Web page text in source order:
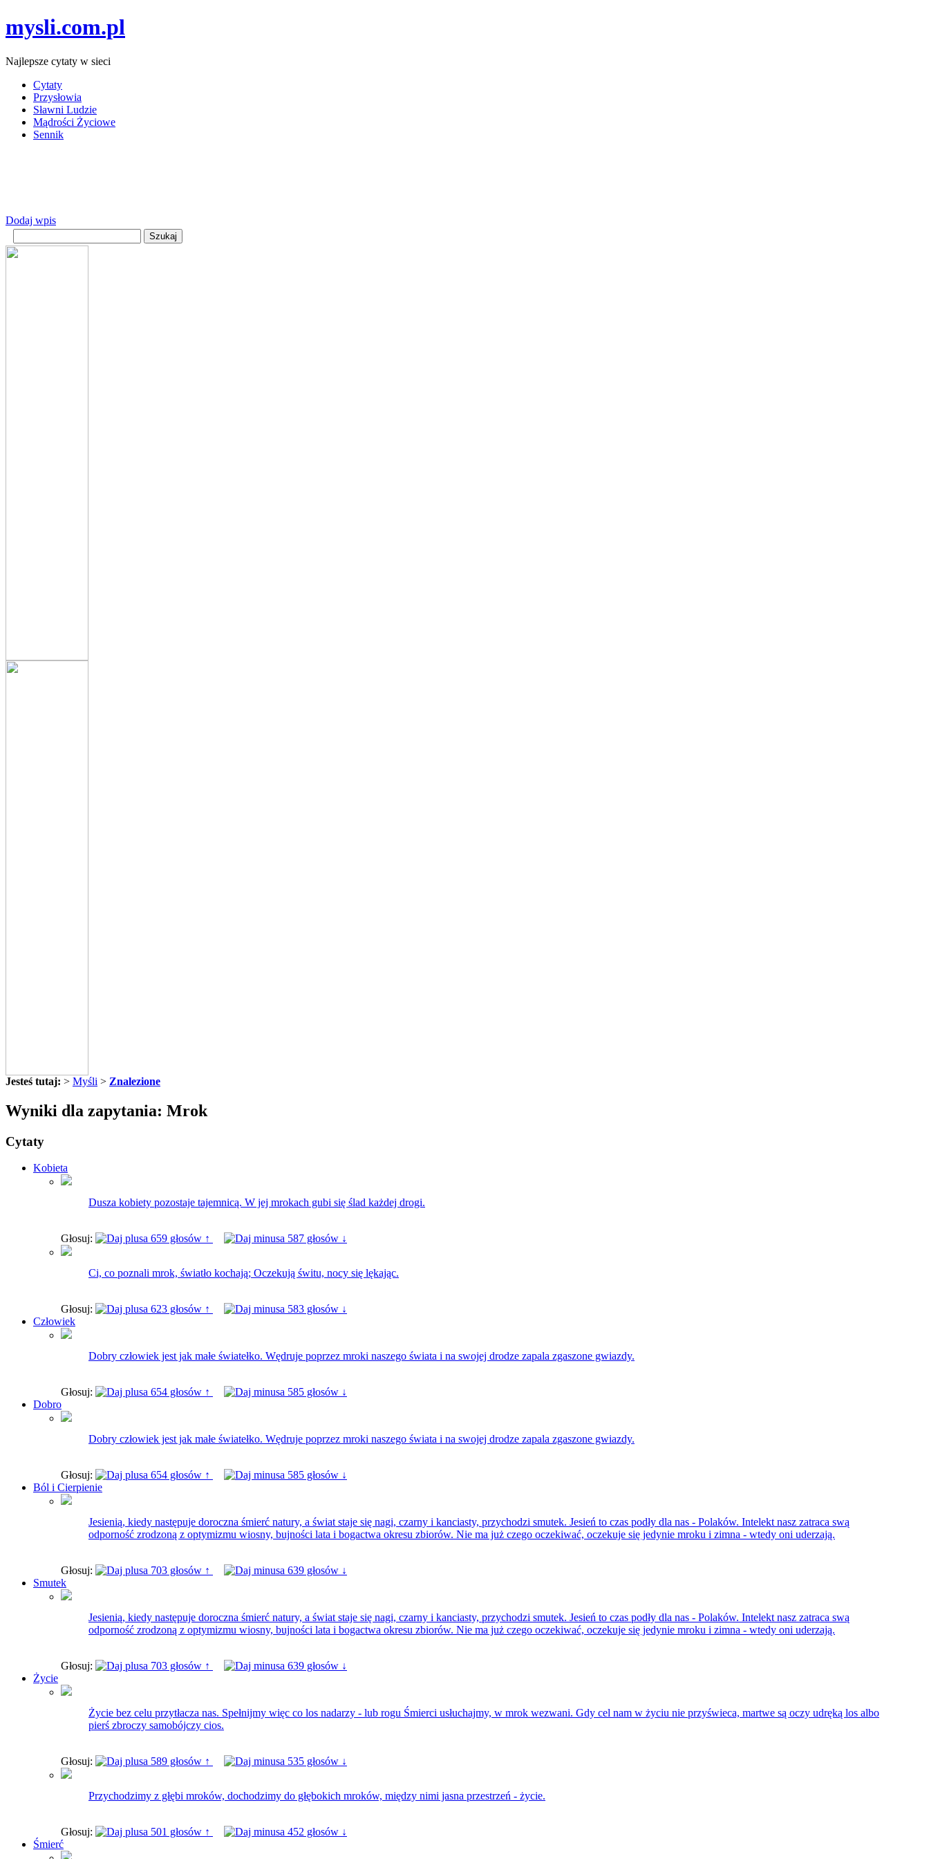
mysli.com.pl
Najlepsze cytaty w sieci
Cytaty
Przysłowia
Sławni Ludzie
Mądrości Życiowe
Sennik
Dodaj wpis
Jesteś tutaj: > Myśli > Znalezione
Wyniki dla zapytania: Mrok
Cytaty
Kobieta
Dusza kobiety pozostaje tajemnicą. W jej mrokach gubi się ślad każdej drogi.
Głosuj: 659 głosów ↑ 587 głosów ↓
Ci, co poznali mrok, światło kochają; Oczekują świtu, nocy się lękając.
Głosuj: 623 głosów ↑
583 głosów ↓
Człowiek
Dobry człowiek jest jak małe światełko. Wędruje poprzez mroki naszego świata i na swojej drodze zapala zgaszone gwiazdy.
Głosuj: 654 głosów ↑
585 głosów ↓
Dobro
Dobry człowiek jest jak małe światełko. Wędruje poprzez mroki naszego świata i na swojej drodze zapala zgaszone gwiazdy.
Głosuj: 654 głosów ↑
585 głosów ↓
Ból i Cierpienie
Jesienią, kiedy następuje doroczna śmierć natury, a świat staje się nagi, czarny i kanciasty, przychodzi smutek. Jesień to czas podły dla nas - Polaków. Intelekt nasz zatraca swą
odporność zrodzoną z optymizmu wiosny, bujności lata i bogactwa okresu zbiorów. Nie ma już czego oczekiwać, oczekuje się jedynie mroku i zimna - wtedy oni uderzają.
Głosuj: 703 głosów ↑
639 głosów ↓
Smutek
Jesienią, kiedy następuje doroczna śmierć natury, a świat staje się nagi, czarny i kanciasty, przychodzi smutek. Jesień to czas podły dla nas - Polaków. Intelekt nasz zatraca swą
odporność zrodzoną z optymizmu wiosny, bujności lata i bogactwa okresu zbiorów. Nie ma już czego oczekiwać, oczekuje się jedynie mroku i zimna - wtedy oni uderzają.
Głosuj: 703 głosów ↑
639 głosów ↓
Życie
Życie bez celu przytłacza nas. Spełnijmy więc co los nadarzy - lub rogu Śmierci usłuchajmy, w mrok wezwani. Gdy cel nam w życiu nie przyświeca, martwe są oczy udręką los albo
pierś zbroczy samobójczy cios.
Głosuj: 589 głosów ↑ 535 głosów ↓
Przychodzimy z głębi mroków, dochodzimy do głębokich mroków, między nimi jasna przestrzeń - życie.
Głosuj: 501 głosów ↑
452 głosów ↓
Śmierć